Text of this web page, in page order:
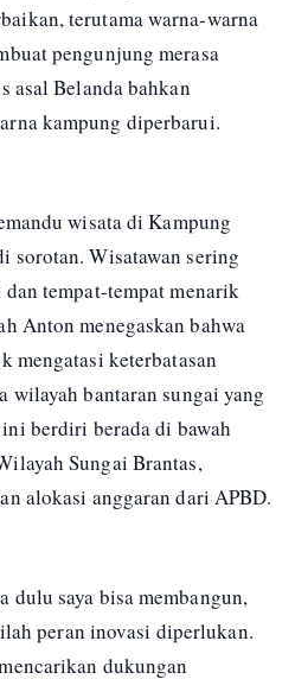
terutama warna-warna
pengunjung merasa
asal Belanda bahkan
kampung diperbarui.
wisata di Kampung
sorotan. Wisatawan sering
tempat-tempat menarik
Anton menegaskan bahwa
mengatasi keterbatasan
wilayah bantaran sungai yang
berdiri berada di bawah
Sungai Brantas,
alokasi anggaran dari APBD.
dulu saya bisa membangun,
peran inovasi diperlukan.
dukungan